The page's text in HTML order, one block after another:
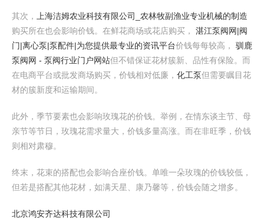
其次，
上海洁姆农业科技有限公司_农林牧副渔业专业机械的制造
购买所在也会影响价钱。在鲜花商场或花店购买， 湛江泵阀网|阀
门|离心泵|泵配件|为您提供最专业的资讯平台价钱每每较高， 驯鹿
泵阀网 - 泵阀行业门户网站但不错保证花材簇新、品性有保险。而
在电商平台或批发商场购买，价钱相对低廉， 化工泵但需要瞩目花
材的簇新度和运输期间。
此外，季节要素也会影响玫瑰花的价钱。举例，在情东谈主节、母
亲节等节日，玫瑰花需求量大，价钱多量高涨。而在非旺季，价钱
则相对肃穆。
终末，花束的搭配也会影响合座价钱。单唯一朵玫瑰的价钱较低，
但若是搭配其他花材，如满天星、康乃馨等，价钱会随之增多。
北京鸿安齐达科技有限公司